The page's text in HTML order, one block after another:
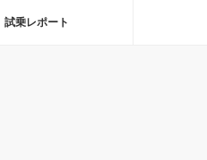
試乗レポート